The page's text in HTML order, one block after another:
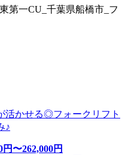
第一CU_千葉県船橋市_フ
活かせる◎フォークリフト
♪
円〜262,000円